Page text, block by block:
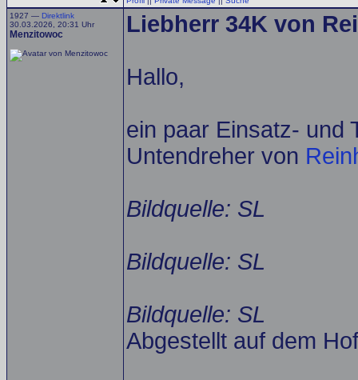
1927 — Direktlink
30.03.2026, 20:31 Uhr
Menzitowoc Liebherr 34K von
Hallo,
ein paar Einsatz- und
Untendreher von
Bildquelle: SL
Bildquelle: SL
Bildquelle: SL
Abgestellt auf dem